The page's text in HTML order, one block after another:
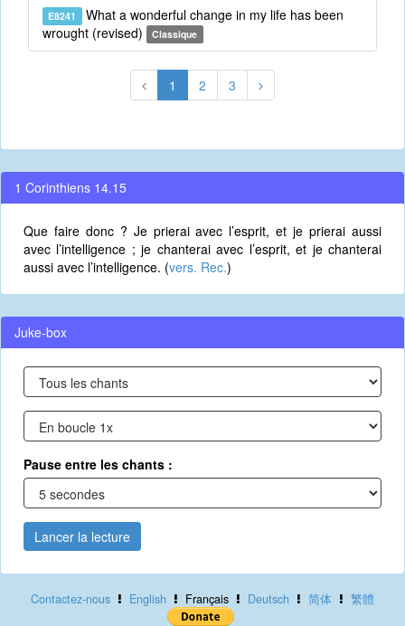
E8241 What a wonderful change in my life has been
wrought (revised)
Classique
1 2 3
1 Corinthiens 14.15
Que faire donc ? Je prierai avec l’esprit, et je prierai aussi
avec l’intelligence ; je chanterai avec l’esprit, et je chanterai
aussi avec l’intelligence. (vers. Rec.)
Juke-box
Pause entre les chants :
Lancer la lecture
Contactez-nous English Français Deutsch 简体 繁體